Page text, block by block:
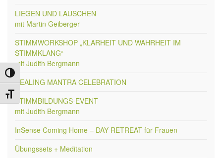
Umschalten auf hohe Kontraste
Schrift vergrößern
LIEGEN UND LAUSCHEN
mit Martin Geiberger
STIMMWORKSHOP „KLARHEIT UND WAHRHEIT IM
STIMMKLANG“
mit Judith Bergmann
HEALING MANTRA CELEBRATION
STIMMBILDUNGS-EVENT
mit Judith Bergmann
InSense Coming Home – DAY RETREAT für Frauen
Übungssets + Meditation